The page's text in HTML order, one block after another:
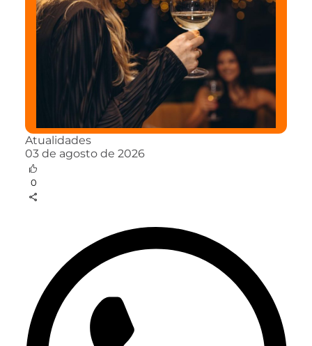
Atualidades
03 de agosto de 2026
0